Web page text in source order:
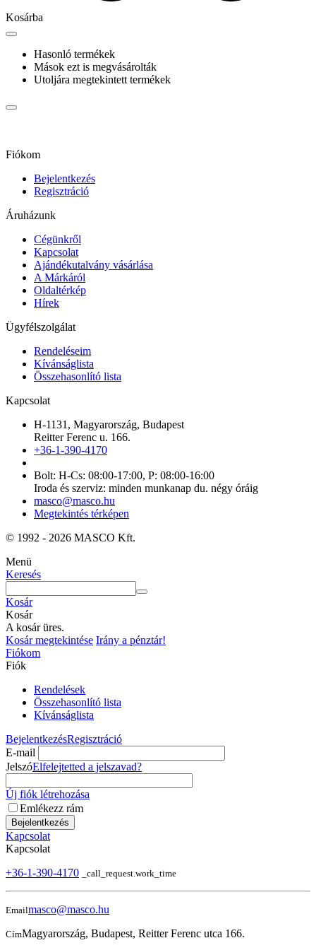
Kosárba
Hasonló termékek
Mások ezt is megvásárolták
Utoljára megtekintett termékek
Fiókom
Bejelentkezés
Regisztráció
Áruházunk
Cégünkről
Kapcsolat
Ajándékutalvány vásárlása
A Márkáról
Oldaltérkép
Hírek
Ügyfélszolgálat
Rendeléseim
Kívánságlista
Összehasonlító lista
Kapcsolat
H-1131, Magyarország, Budapest
Reitter Ferenc u. 166.
+36-1-390-4170
Bolt: H-Cs: 08:00-17:00, P: 08:00-16:00
Iroda és szerviz: minden munkanap du. négy óráig
masco@masco.hu
Megtekintés térképen
© 1992 - 2026 MASCO Kft.
Menü
Keresés
Kosár
Kosár
A kosár üres.
Kosár megtekintése Irány a pénztár!
Fiókom
Fiók
Rendelések
Összehasonlító lista
Kívánságlista
BejelentkezésRegisztráció
E-mail
JelszóElfelejtetted a jelszavad?
Új fiók létrehozása
Emlékezz rám
Bejelentkezés
Kapcsolat
Kapcsolat
+36-1-390-4170
_call_request.work_time
Emailmasco@masco.hu
CímMagyarország, Budapest, Reitter Ferenc utca 166.